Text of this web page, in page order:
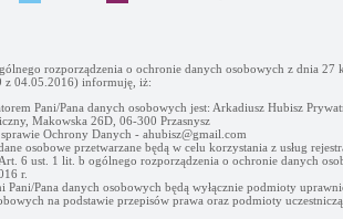
rozporządzenia o ochronie danych osobowych z dnia 27
z 04.05.2016) informuję, iż:
Pani/Pana danych osobowych jest: Arkadiusz Hubisz
Makowska 26D, 06-300 Przasnysz
Ochrony Danych - ahubisz@gmail.com
osobowe przetwarzane będą w celu korzystania z usług
6 ust. 1 lit. b ogólnego rozporządzenia o ochronie danych
r.
Pani/Pana danych osobowych będą wyłącznie podmioty
na podstawie przepisów prawa oraz podmioty